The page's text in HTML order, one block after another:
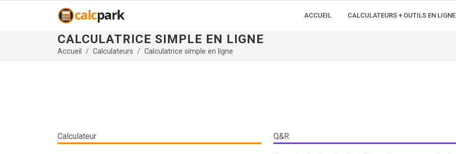
ACCUEIL CALCULATEURS + OUTILS EN LIGNE
CALCULATRICE SIMPLE EN LIGNE
Accueil Calculateurs Calculatrice simple en ligne
Calculateur Q&R